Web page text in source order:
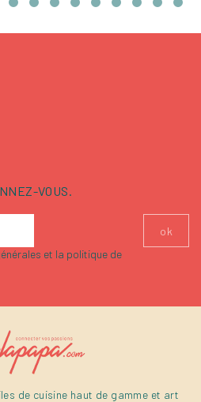
VOUS.
et la politique de
de cuisine haut de gamme et art